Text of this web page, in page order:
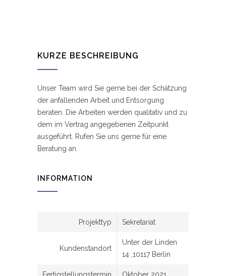
KURZE BESCHREIBUNG
Unser Team wird Sie gerne bei der Schätzung
der anfallenden Arbeit und Entsorgung
beraten. Die Arbeiten werden qualitativ und zu
dem im Vertrag angegebenen Zeitpunkt
ausgeführt. Rufen Sie uns gerne für eine
Beratung an.
INFORMATION
Projekttyp Sekretariat
Kundenstandort
Unter der Linden
14 ,10117 Berlin